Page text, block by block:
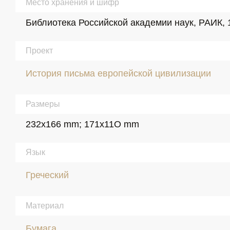
Место хранения и шифр
Библиотека Российской академии наук, РАИК,
Проект
История письма европейской цивилизации
Размеры
232x166 mm; 171x11O mm
Язык
Греческий
Материал